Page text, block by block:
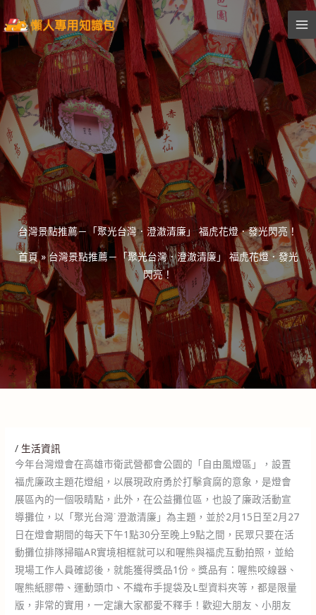
至
主
要
內
容
台灣景點推薦－「聚光台灣．澄澈清廉」 福虎花燈．發光閃亮！
首頁 » 台灣景點推薦－「聚光台灣．澄澈清廉」 福虎花燈．發光
閃亮！
/ 生活資訊
今年台灣燈會在高雄市衛武營都會公園的「自由風燈區」，設置
福虎廉政主題花燈組，以展現政府勇於打擊貪腐的意象，是燈會
展區內的一個吸睛點，此外，在公益攤位區，也設了廉政活動宣
導攤位，以「聚光台灣˙澄澈清廉」為主題，並於2月15日至2月27
日在燈會期間的每天下午1點30分至晚上9點之間，民眾只要在活
動攤位排隊掃瞄AR實境相框就可以和喔熊與福虎互動拍照，並給
現場工作人員確認後，就能獲得獎品1份。獎品有：喔熊咬線器、
喔熊紙膠帶、運動頭巾、不織布手提袋及L型資料夾等，都是限量
版，非常的實用，一定讓大家都愛不釋手！歡迎大朋友、小朋友